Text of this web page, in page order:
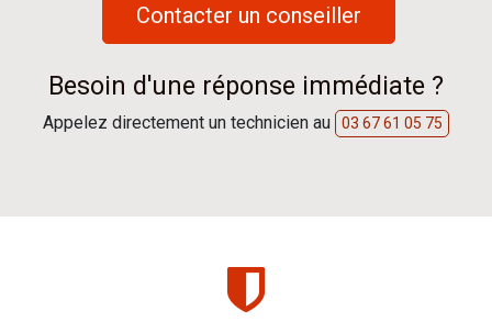
Contacter un conseiller
Besoin d'une réponse immédiate ?
Appelez directement un technicien au 03 67 61 05 75